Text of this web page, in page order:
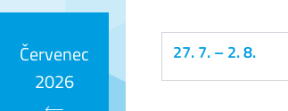
27. 7.–2. 8.
Červenec
2026